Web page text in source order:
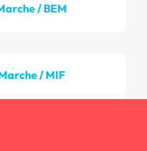
/ BEM
/ MIF